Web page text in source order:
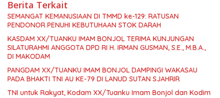
Berita Terkait
SEMANGAT KEMANUSIAAN DI TMMD ke-129: RATUSAN
PENDONOR PENUHI KEBUTUHAAN STOK DARAH
KASDAM XX/TUANKU IMAM BONJOL TERIMA KUNJUNGAN
SILATURAHMI ANGGOTA DPD RI H. IRMAN GUSMAN, S.E., M.B.A.,
DI MAKODAM
PANGDAM XX/TUANKU IMAM BONJOL DAMPINGI WAKASAU
PADA BHAKTI TNI AU KE-79 DI LANUD SUTAN SJAHRIR
TNI untuk Rakyat, Kodam XX/Tuanku Imam Bonjol dan Kodim